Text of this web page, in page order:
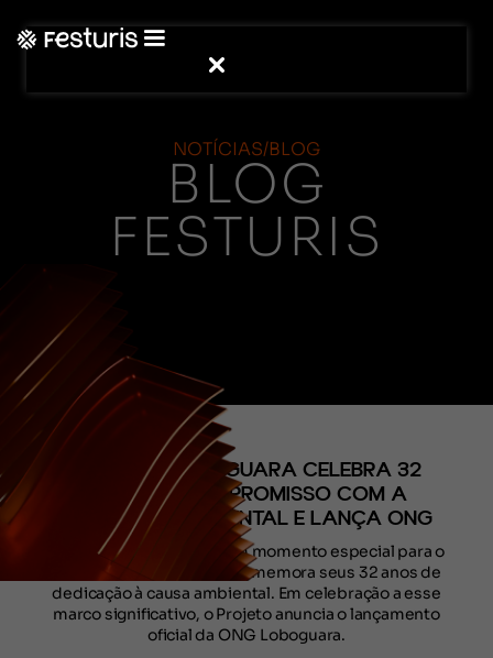
NOTÍCIAS/BLOG
BLOG
FESTURIS
(CONTEÚDO)
PROJETO LOBOGUARA CELEBRA 32
ANOS DE COMPROMISSO COM A
EDUCAÇÃO AMBIENTAL E LANÇA ONG
O dia 5 de junho marca um momento especial para o
Projeto Loboguara, que comemora seus 32 anos de
dedicação à causa ambiental. Em celebração a esse
marco significativo, o Projeto anuncia o lançamento
oficial da ONG Loboguara.